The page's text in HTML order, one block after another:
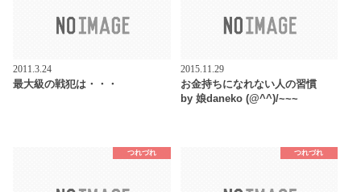
2011.3.24
最大級の戦犯は・・・
2015.11.29
お金持ちになれない人の習慣
by 娘daneko (@^^)/~~~
つれづれ つれづれ